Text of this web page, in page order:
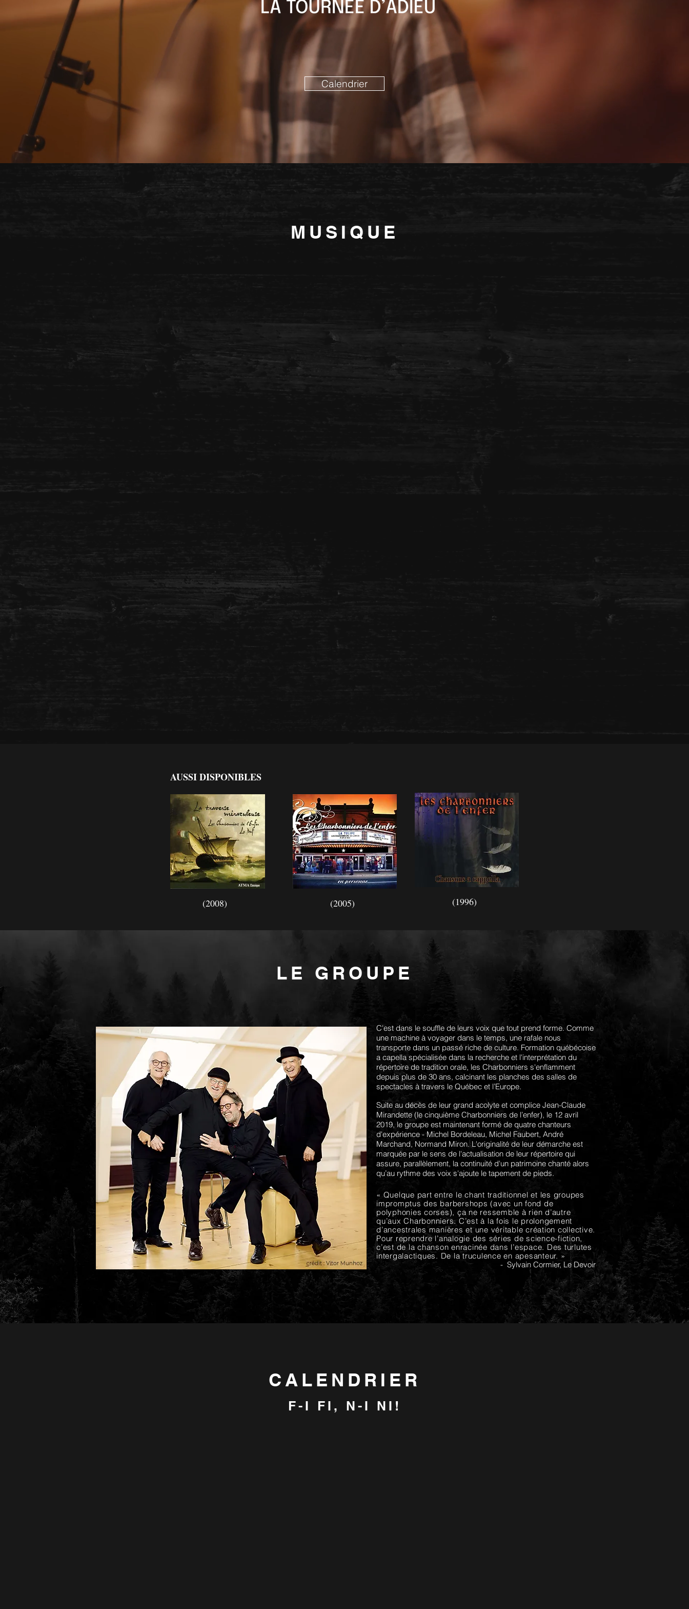
Calendrier
MU SIQUE
AUSSI DISPONIBLES
(2008) (2005) (1996)
LE GROUPE
C'est dans le souffle de leurs voix que tout prend forme. Comme
une machine à voyager dans le temps, une rafale nous
transporte dans un passé riche de culture. Formation québécoise
a capella spécialisée dans la recherche et l'interprétation du
répertoire de tradition orale, les Charbonniers s'enflamment
depuis plus de 30 ans, calcinant les planches des salles de
spectacles à travers le Québec et l’Europe.
Suite au décès de leur grand acolyte et complice Jean-Claude
Mirandette (le cinquième Charbonniers de l’enfer), le 12 avril
2019, le groupe est maintenant formé de quatre chanteurs
d'expérience - Michel Bordeleau, Michel Faubert, André
Marchand, Normand Miron. L'originalité de leur démarche est
marquée par le sens de l'actualisation de leur répertoire qui
assure, parallèlement, la continuité d'un patrimoine chanté alors
qu’au rythme des voix s'ajoute le tapement de pieds.
« Quelque part entre le chant traditionnel et les groupes
impromptus des barbershops (avec un fond de
polyphonies corses), ça ne ressemble à rien d’autre
qu’aux Charbonniers. C’est à la fois le prolongement
d’ancestrales manières et une véritable création collective.
Pour reprendre l’analogie des séries de science-fiction,
c’est de la chanson enracinée dans l’espace. Des turlutes
intergalactiques. De la truculence en apesanteur. »
- Sylvain Cormier, Le Devoir
CALENDRIER
F-I FI, N-I NI!